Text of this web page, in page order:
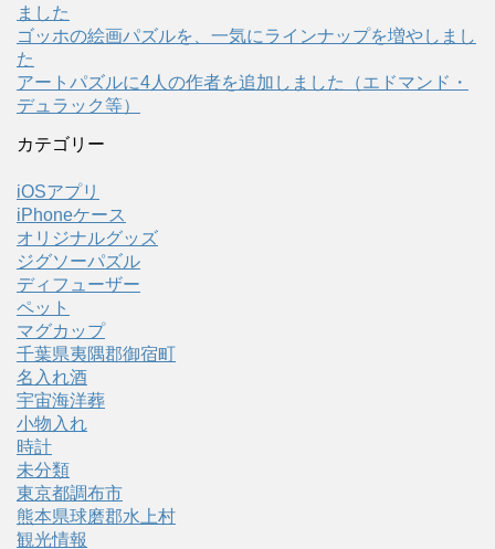
ました
ゴッホの絵画パズルを、一気にラインナップを増やしまし
た
アートパズルに4人の作者を追加しました（エドマンド・
デュラック等）
カテゴリー
iOSアプリ
iPhoneケース
オリジナルグッズ
ジグソーパズル
ディフューザー
ペット
マグカップ
千葉県夷隅郡御宿町
名入れ酒
宇宙海洋葬
小物入れ
時計
未分類
東京都調布市
熊本県球磨郡水上村
観光情報